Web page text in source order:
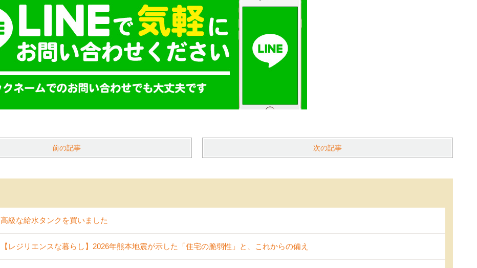
前の記事 次の記事
高級な給水タンクを買いました
【レジリエンスな暮らし】2026年熊本地震が示した「住宅の脆弱性」と、これからの備え